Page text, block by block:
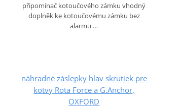
připomínač kotoučového zámku vhodný
doplněk ke kotoučovému zámku bez
alarmu …
náhradné záslepky hlav skrutiek pre
kotvy Rota Force a G.Anchor,
OXFORD